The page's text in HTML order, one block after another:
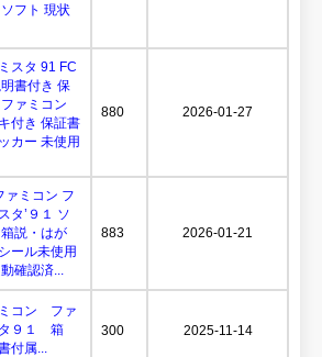
ソフト 現状
スタ 91 FC
書付き 保
ァミコン
付き 保証書
カー 未使用
880 2026-01-27
ァミコン フ
タ’９１ ソ
説・はが
ール未使用
確認済...
883 2026-01-21
コン ファ
タ９１ 箱
付属...
300 2025-11-14